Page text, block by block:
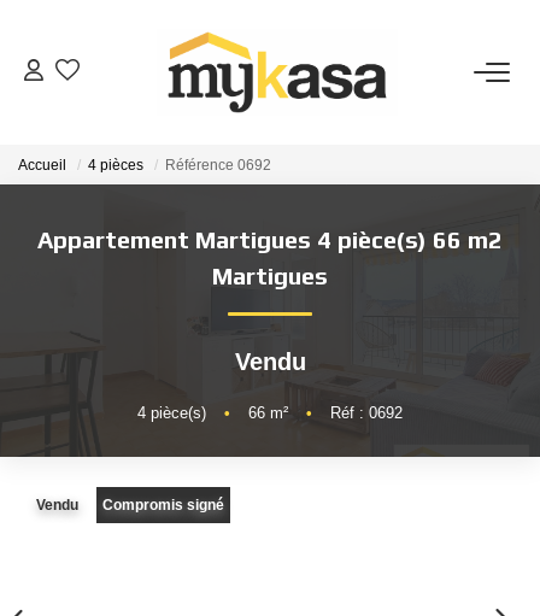
VENTES
ESTIMATION
NOTRE AGENCE
Notre Équipe
Accueil 4 pièces Référence 0692
Appartement Martigues 4 pièce(s) 66 m2
Martigues
Vendu
4 pièce(s) • 66 m² • Réf : 0692
Vendu Compromis signé